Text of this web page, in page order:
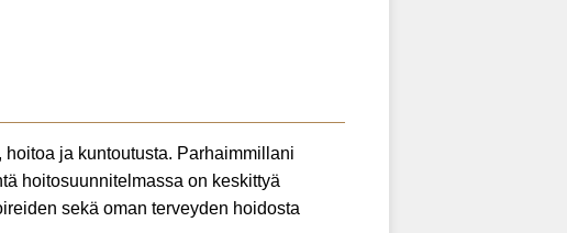
ja kuntoutusta. Parhaimmillani
hoitosuunnitelmassa on keskittyä
sekä oman terveyden hoidosta